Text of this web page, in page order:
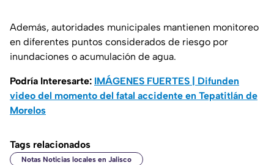
Además, autoridades municipales mantienen monitoreo
en diferentes puntos considerados de riesgo por
inundaciones o acumulación de agua.
Podría Interesarte: IMÁGENES FUERTES | Difunden
video del momento del fatal accidente en Tepatitlán de
Morelos
Tags relacionados
Notas Noticias locales en Jalisco